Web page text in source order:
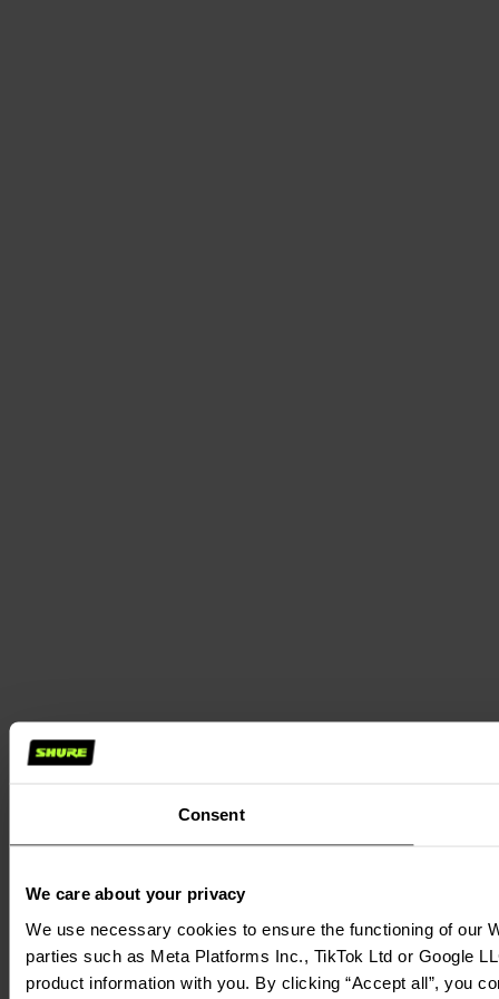
Consent
We care about your privacy
We use necessary cookies to ensure the functioning of our
parties such as Meta Platforms Inc., TikTok Ltd or Google
product information with you. By clicking “Accept all”, you